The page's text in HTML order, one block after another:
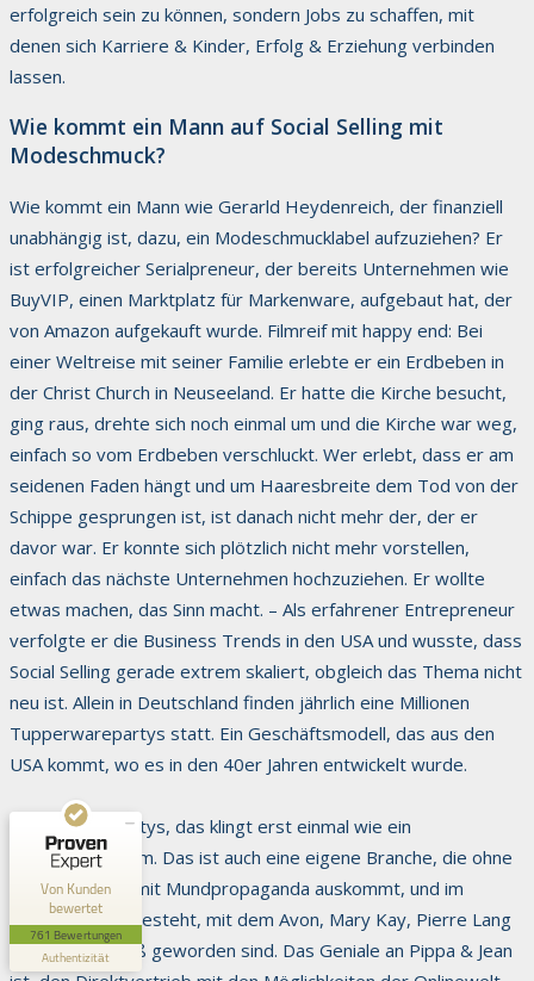
erfolgreich sein zu können, sondern Jobs zu schaffen, mit
denen sich Karriere & Kinder, Erfolg & Erziehung verbinden
lassen.
Wie kommt ein Mann auf Social Selling mit
Modeschmuck?​
Wie kommt ein Mann wie Gerarld Heydenreich, der finanziell
unabhängig ist, dazu, ein Modeschmucklabel aufzuziehen? Er
ist erfolgreicher Serialpreneur, der bereits Unternehmen wie
BuyVIP, einen Marktplatz für Markenware, aufgebaut hat, der
von Amazon aufgekauft wurde. Filmreif mit happy end: Bei
einer Weltreise mit seiner Familie erlebte er ein Erdbeben in
der Christ Church in Neuseeland. Er hatte die Kirche besucht,
ging raus, drehte sich noch einmal um und die Kirche war weg,
einfach so vom Erdbeben verschluckt. Wer erlebt, dass er am
seidenen Faden hängt und um Haaresbreite dem Tod von der
Schippe gesprungen ist, ist danach nicht mehr der, der er
davor war. Er konnte sich plötzlich nicht mehr vorstellen,
einfach das nächste Unternehmen hochzuziehen. Er wollte
etwas machen, das Sinn macht. – Als erfahrener Entrepreneur
verfolgte er die Business Trends in den USA und wusste, dass
Social Selling gerade extrem skaliert, obgleich das Thema nicht
neu ist. Allein in Deutschland finden jährlich eine Millionen
Tupperwarepartys statt. Ein Geschäftsmodell, das aus den
USA kommt, wo es in den 40er Jahren entwickelt wurde.
Tupperwarepartys, das klingt erst einmal wie ein
Paralleluniversum. Das ist auch eine eigene Branche, die ohne
Werbung allein mit Mundpropaganda auskommt, und im
Direktvertrieb besteht, mit dem Avon, Mary Kay, Pierre Lang
und andere groß geworden sind. Das Geniale an Pippa & Jean
Von Kunden
bewertet
761 Bewertungen
Authentizität
Kundenbewertungen und Erfahrungen zu
Dr. Kerstin Gernig
100%
Empfehlungen auf
SEHR GUT
390
ProvenExpert.com
371
Bewertungen von 4
anderen Quellen
Blick aufs ProvenExpert-Profil werfen